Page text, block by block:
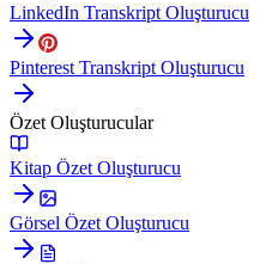
LinkedIn Transkript Oluşturucu
Pinterest Transkript Oluşturucu
Özet Oluşturucular
Kitap Özet Oluşturucu
Görsel Özet Oluşturucu